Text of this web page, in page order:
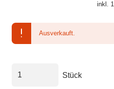
inkl.
Ausverkauft.
Stück